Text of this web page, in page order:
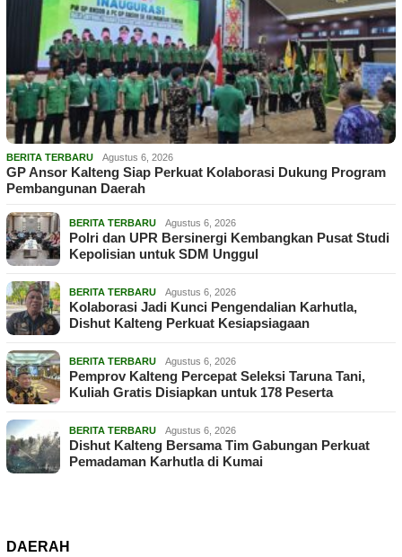
BERITA TERBARU Agustus 6, 2026
GP Ansor Kalteng Siap Perkuat Kolaborasi Dukung Program
Pembangunan Daerah
BERITA TERBARU Agustus 6, 2026
Polri dan UPR Bersinergi Kembangkan Pusat Studi
Kepolisian untuk SDM Unggul
BERITA TERBARU Agustus 6, 2026
Kolaborasi Jadi Kunci Pengendalian Karhutla,
Dishut Kalteng Perkuat Kesiapsiagaan
BERITA TERBARU Agustus 6, 2026
Pemprov Kalteng Percepat Seleksi Taruna Tani,
Kuliah Gratis Disiapkan untuk 178 Peserta
BERITA TERBARU Agustus 6, 2026
Dishut Kalteng Bersama Tim Gabungan Perkuat
Pemadaman Karhutla di Kumai
DAERAH